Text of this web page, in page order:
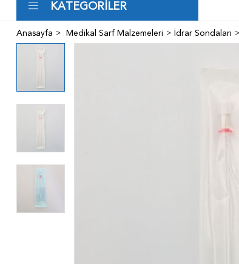
KATEGORİLER
Anasayfa Medikal Sarf Malzemeleri İdrar Sondaları